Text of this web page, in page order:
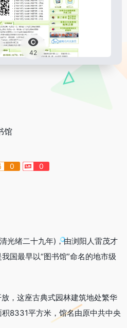
42
馆
0 0
光绪二十九年)，由浏阳人雷茂才
国最早以“图书馆”命名的地市级
，这座古典式园林建筑地处繁华
8331平方米，馆名由原中共中央